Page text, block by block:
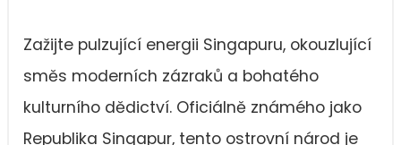
Zažijte pulzující energii Singapuru, okouzlující
směs moderních zázraků a bohatého
kulturního dědictví. Oficiálně známého jako
Republika Singapur, tento ostrovní národ je